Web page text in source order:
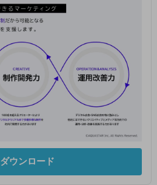
ダウンロード